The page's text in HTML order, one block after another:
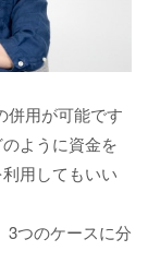
併用が可能です
ように資金を
用してもいい
3つのケースに分